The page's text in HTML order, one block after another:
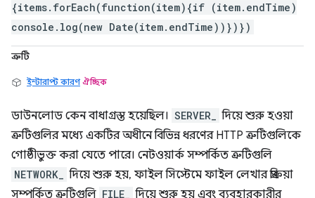
{items.forEach(function(item){if (item.endTime)
console.log(new Date(item.endTime))})})
ত্রুটি
ইন্টারাপ্ট কারণ ঐচ্ছিক
ডাউনলোড কেন বাধাগ্রস্ত হয়েছিল। SERVER_
দিয়ে শুরু হওয়া
ত্রুটিগুলির মধ্যে একটির অধীনে বিভিন্ন ধরণের HTTP ত্রুটিগুলিকে
গোষ্ঠীভুক্ত করা যেতে পারে। নেটওয়ার্ক সম্পর্কিত ত্রুটিগুলি
NETWORK_
দিয়ে শুরু হয়, ফাইল সিস্টেমে ফাইল লেখার প্রক্রিয়া
সম্পর্কিত ত্রুটিগুলি FILE_ দিয়ে শুরু হয় এবং ব্যবহারকারীর